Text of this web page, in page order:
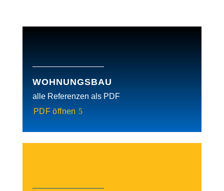
WOHNUNGSBAU
alle Referenzen als PDF
PDF öffnen